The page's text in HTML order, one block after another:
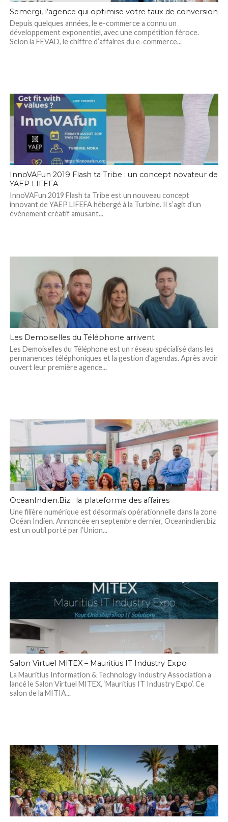
Semergi, l’agence qui optimise votre taux de conversion
Depuis quelques années, le e-commerce a connu un
développement exponentiel, avec une compétition féroce.
Selon la FEVAD, le chiffre d’affaires du e-commerce...
InnoVAFun 2019 Flash ta Tribe : un concept novateur de
YAEP LIFEFA
InnoVAFun 2019 Flash ta Tribe est un nouveau concept
innovant de YAEP LIFEFA hébergé à la Turbine. Il s’agit d’un
événement créatif amusant...
Les Demoiselles du Téléphone arrivent
Les Demoiselles du Téléphone est un réseau spécialisé dans les
permanences téléphoniques et la gestion d’agendas. Après avoir
ouvert leur première agence...
OceanIndien.Biz : la plateforme des affaires
Une filière numérique est désormais opérationnelle dans la zone
Océan Indien. Annoncée en septembre dernier, Oceanindien.biz
est un outil porté par l’Union...
Salon Virtuel MITEX – Mauritius IT Industry Expo
La Mauritius Information & Technology Industry Association a
lancé le Salon Virtuel MITEX, ‘Mauritius IT Industry Expo’. Ce
salon de la MITIA...